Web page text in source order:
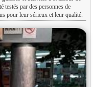
testés par des personnes de
pour leur sérieux et leur qualité.